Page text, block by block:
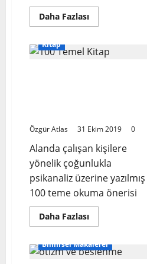
Daha FazlasıRead
more
”Engelli
Birey”
Kitap
Özgür Atlas 31 Ekim 2019 0
Alanda çalışan kişilere
yönelik çoğunlukla
psikanaliz üzerine yazılmış
100 teme okuma önerisi
Daha FazlasıRead
more
Sağlığı
Alanında
Bilimsel Makaleler